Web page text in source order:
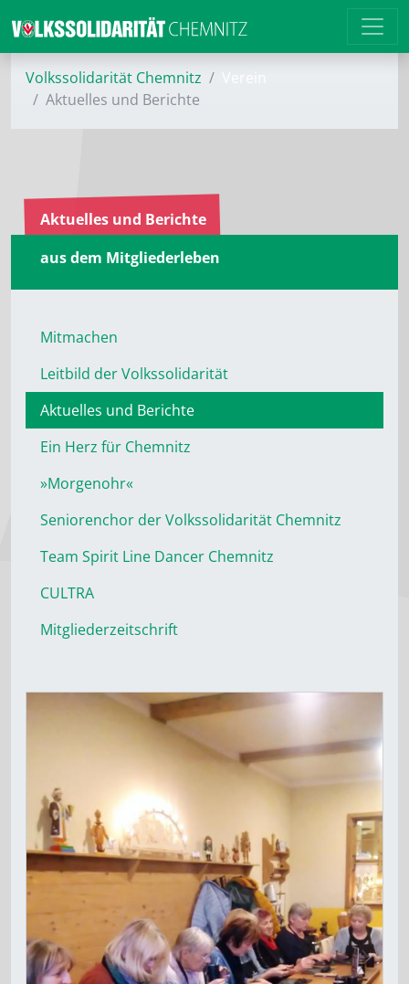
Volkssolidarität Chemnitz
Aktuelles und Berichte
Aktuelles und Berichte
aus dem Mitgliederleben
Mitmachen
Leitbild der Volkssolidarität
Aktuelles und Berichte
Ein Herz für Chemnitz
»Morgenohr«
Seniorenchor der Volkssolidarität Chemnitz
Team Spirit Line Dancer Chemnitz
CULTRA
Mitgliederzeitschrift